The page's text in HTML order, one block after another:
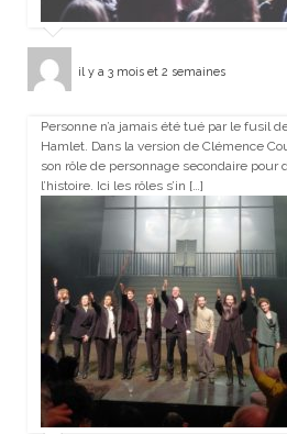
il y a 3 mois et 2 semaines
Personne n’a jamais été tué par le fusil
Hamlet. Dans la version de Clémence
son rôle de personnage secondaire pour
l’histoire. Ici les rôles s’in […]